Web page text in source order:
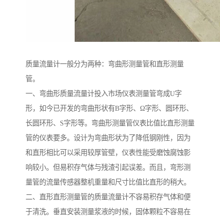
质量流量计一般分为两种：弯曲形测量管和直形测量
管。
一、弯曲形质量流量计投入市场仪表测量管弯成U字
形，如今已开发的弯曲形状有B字形、Ω字形、圆环形、
长圆环形、S字形等。弯曲形测量管仪表比值比直形测量
管的仪表要多。设计为弯曲形状为了降低钢刚性，因为
和直形相比可以采用较厚管壁，仪表性能受磨蚀腐蚀影
响较小。但易积存气体与残渣引起误差。而且，弯形测
量管的流量传感器整机重量和尺寸比值比直形的稍大。
二、直形直形测量管的质量流量计不容易积存气体和便
于清洗。垂直安装测量浆液的时候，固体颗粒不容易在